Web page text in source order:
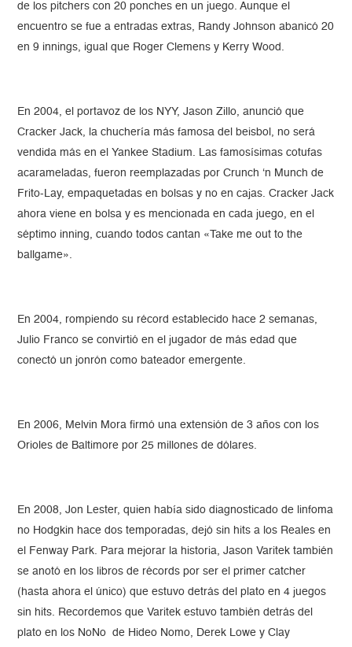
de los pitchers con 20 ponches en un juego. Aunque el
encuentro se fue a entradas extras, Randy Johnson abanicó 20
en 9 innings, igual que Roger Clemens y Kerry Wood.
En 2004, el portavoz de los NYY, Jason Zillo, anunció que
Cracker Jack, la chuchería más famosa del beisbol, no será
vendida más en el Yankee Stadium. Las famosísimas cotufas
acarameladas, fueron reemplazadas por Crunch ‘n Munch de
Frito-Lay, empaquetadas en bolsas y no en cajas. Cracker Jack
ahora viene en bolsa y es mencionada en cada juego, en el
séptimo inning, cuando todos cantan «Take me out to the
ballgame».
En 2004, rompiendo su récord establecido hace 2 semanas,
Julio Franco se convirtió en el jugador de más edad que
conectó un jonrón como bateador emergente.
En 2006, Melvin Mora firmó una extensión de 3 años con los
Orioles de Baltimore por 25 millones de dólares.
En 2008, Jon Lester, quien había sido diagnosticado de linfoma
no Hodgkin hace dos temporadas, dejó sin hits a los Reales en
el Fenway Park. Para mejorar la historia, Jason Varitek también
se anotó en los libros de récords por ser el primer catcher
(hasta ahora el único) que estuvo detrás del plato en 4 juegos
sin hits. Recordemos que Varitek estuvo también detrás del
plato en los NoNo de Hideo Nomo, Derek Lowe y Clay